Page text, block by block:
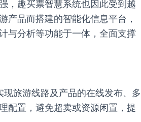
，趣买票智慧系统也因此受到越
产品而搭建的智能化信息平台，
与分析等功能于一体，全面支撑
旅游线路及产品的在线发布、多
配置，避免超卖或资源闲置，提